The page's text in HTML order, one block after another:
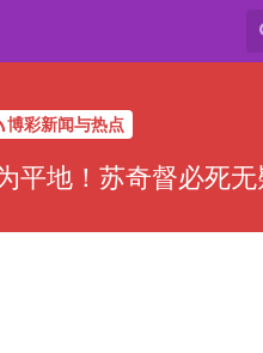
博彩新闻与热点
平地！苏奇督必死无